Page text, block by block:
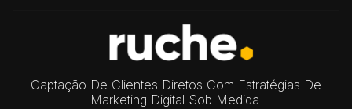
Captação De Clientes Diretos Com Estratégias De
Marketing Digital Sob Medida.